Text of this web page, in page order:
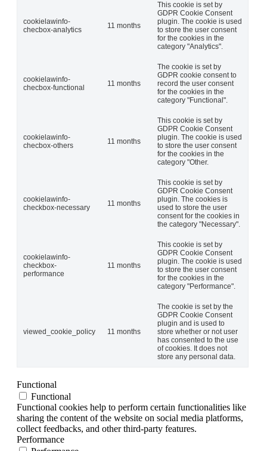
cookielawinfo-
checbox-analytics
11 months
This cookie is set by
GDPR Cookie Consent
plugin. The cookie is used
to store the user consent
for the cookies in the
category "Analytics".
cookielawinfo-
checbox-functional
11 months
The cookie is set by
GDPR cookie consent to
record the user consent
for the cookies in the
category "Functional".
cookielawinfo-
checbox-others
11 months
This cookie is set by
GDPR Cookie Consent
plugin. The cookie is used
to store the user consent
for the cookies in the
category "Other.
cookielawinfo-
checkbox-necessary
11 months
This cookie is set by
GDPR Cookie Consent
plugin. The cookies is
used to store the user
consent for the cookies in
the category "Necessary".
cookielawinfo-
checkbox-
performance
11 months
This cookie is set by
GDPR Cookie Consent
plugin. The cookie is used
to store the user consent
for the cookies in the
category "Performance".
viewed_cookie_policy 11 months
The cookie is set by the
GDPR Cookie Consent
plugin and is used to
store whether or not user
has consented to the use
of cookies. It does not
store any personal data.
Functional
Functional
Functional cookies help to perform certain functionalities like
sharing the content of the website on social media platforms,
collect feedbacks, and other third-party features.
Performance